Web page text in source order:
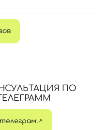
ПО